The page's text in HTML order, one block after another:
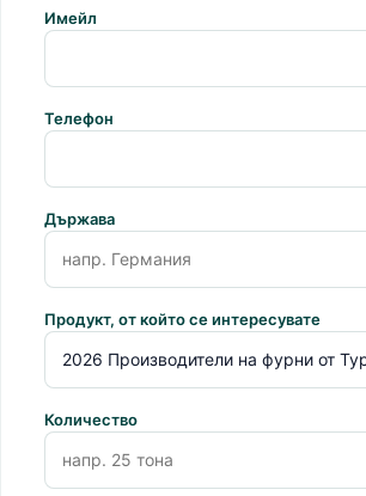
Имейл
Телефон
Държава
Продукт, от който се интересувате
Количество